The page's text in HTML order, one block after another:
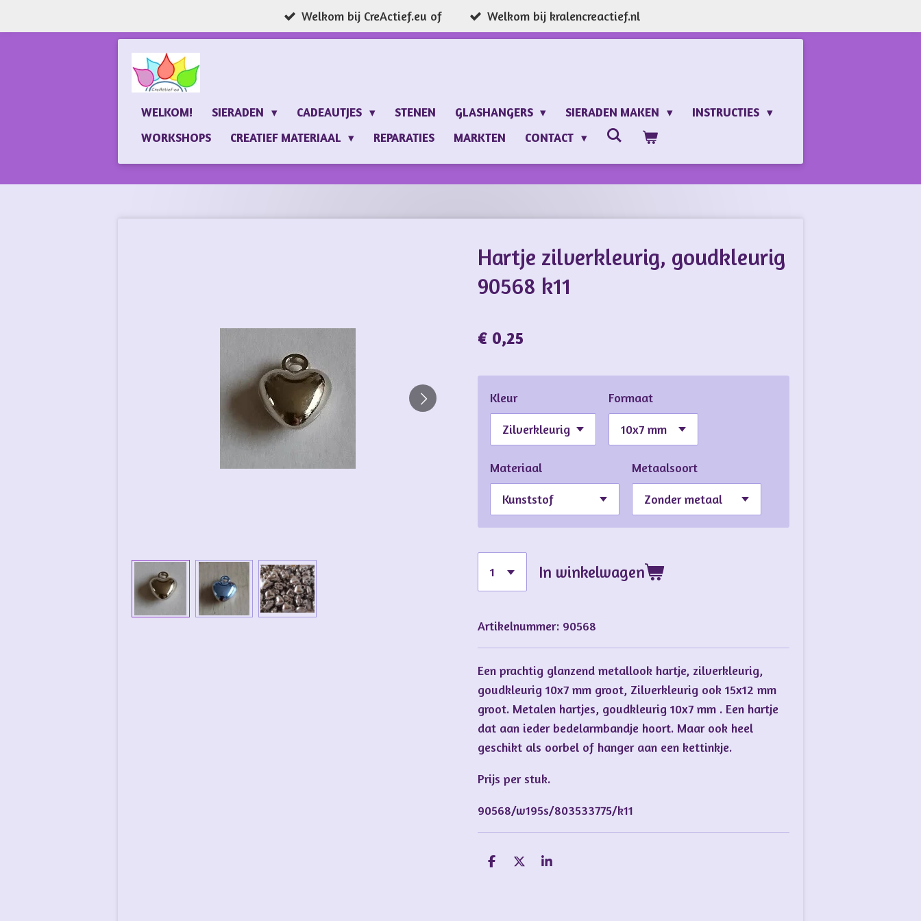
direct
Welkom bij CreActief.eu of Welkom bij kralencreactief.nl
WELKOM! SIERADEN CADEAUTJES STENEN GLASHANGERS SIERADEN MAKEN
INSTRUCTIES
WORKSHOPS
CREATIEF MATERIAAL REPARATIES MARKTEN CONTACT
Hartje zilverkleurig, goudkleurig
90568 k11
€ 0,25
Kleur Formaat
Materiaal Metaalsoort
In winkelwagen
Artikelnummer: 90568
Een prachtig glanzend metallook hartje, zilverkleurig,
goudkleurig 10x7 mm groot, Zilverkleurig ook 15x12 mm
groot. Metalen hartjes, goudkleurig 10x7 mm . Een hartje
dat aan ieder bedelarmbandje hoort. Maar ook heel
geschikt als oorbel of hanger aan een kettinkje.
Prijs per stuk.
90568/w195s/803533775/k11
D
D
S